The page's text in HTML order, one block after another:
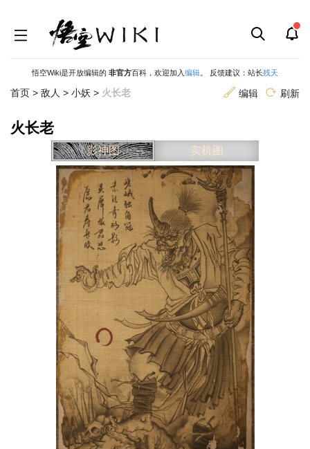
悟空Wiki是开放编辑的 非官方百科，欢迎加入编辑 。 反馈建议：站长残天
首页 > 敌人 > 小妖 > 火长老 编辑 刷新
火长老
影神图 实机图